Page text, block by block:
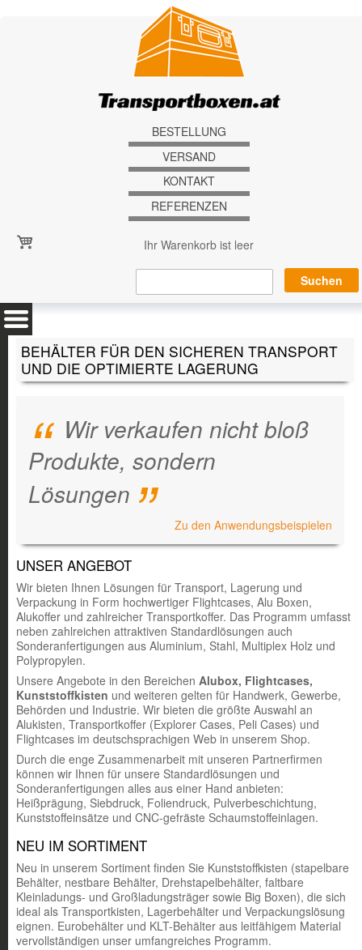
BESTELLUNG
VERSAND
KONTAKT
REFERENZEN
Ihr Warenkorb ist leer
BEHÄLTER FÜR DEN SICHEREN TRANSPORT
UND DIE OPTIMIERTE LAGERUNG
Wir verkaufen nicht bloß
Produkte, sondern
Lösungen
Zu den Anwendungsbeispielen
UNSER ANGEBOT
Wir bieten Ihnen Lösungen für Transport, Lagerung und
Verpackung in Form hochwertiger Flightcases, Alu Boxen,
Alukoffer und zahlreicher Transportkoffer. Das Programm umfasst
neben zahlreichen attraktiven Standardlösungen auch
Sonderanfertigungen aus Aluminium, Stahl, Multiplex Holz und
Polypropylen.
Unsere Angebote in den Bereichen Alubox, Flightcases,
Kunststoffkisten und weiteren gelten für Handwerk, Gewerbe,
Behörden und Industrie. Wir bieten die größte Auswahl an
Alukisten, Transportkoffer (Explorer Cases, Peli Cases) und
Flightcases im deutschsprachigen Web in unserem Shop.
Durch die enge Zusammenarbeit mit unseren Partnerfirmen
können wir Ihnen für unsere Standardlösungen und
Sonderanfertigungen alles aus einer Hand anbieten:
Heißprägung, Siebdruck, Foliendruck, Pulverbeschichtung,
Kunststoffeinsätze und CNC-gefräste Schaumstoffeinlagen.
NEU IM SORTIMENT
Neu in unserem Sortiment finden Sie Kunststoffkisten (stapelbare
Behälter, nestbare Behälter, Drehstapelbehälter, faltbare
Kleinladungs- und Großladungsträger sowie Big Boxen), die sich
ideal als Transportkisten, Lagerbehälter und Verpackungslösung
eignen. Eurobehälter und KLT-Behälter aus leitfähigem Material
vervollständigen unser umfangreiches Programm.